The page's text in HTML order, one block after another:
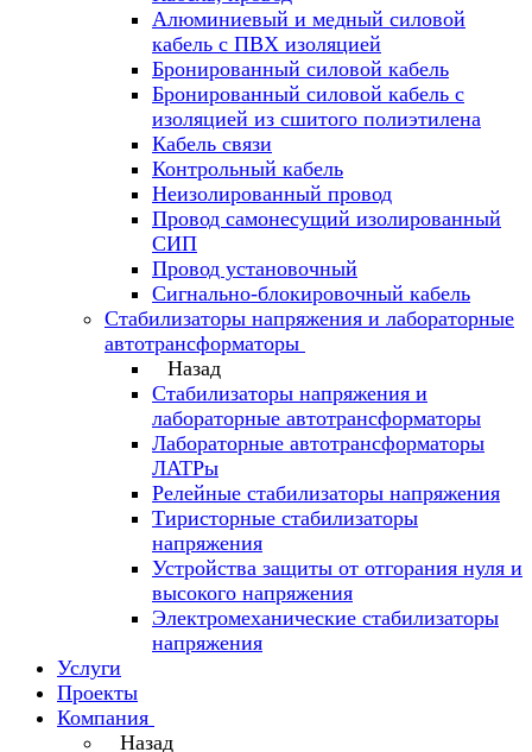
Алюминиевый и медный силовой
кабель с ПВХ изоляцией
Бронированный силовой кабель
Бронированный силовой кабель с
изоляцией из сшитого полиэтилена
Кабель связи
Контрольный кабель
Неизолированный провод
Провод самонесущий изолированный
СИП
Провод установочный
Сигнально-блокировочный кабель
Стабилизаторы напряжения и лабораторные
автотрансформаторы
Назад
Стабилизаторы напряжения и
лабораторные автотрансформаторы
Лабораторные автотрансформаторы
ЛАТРы
Релейные стабилизаторы напряжения
Тиристорные стабилизаторы
напряжения
Устройства защиты от отгорания нуля и
высокого напряжения
Электромеханические стабилизаторы
напряжения
Услуги
Проекты
Компания
Назад